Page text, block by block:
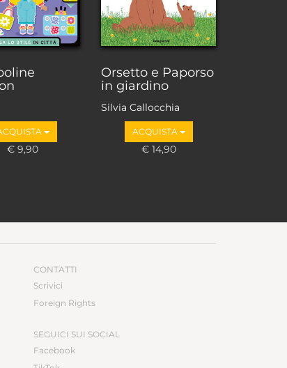
€ 9,90
Orsetto e Paporso
in giardino
Silvia Callocchia
ACQUISTA
€ 14,90
CONTATTI
Scrivici
Foreign Rights
SEGUICI SUI SOCIAL
Facebook